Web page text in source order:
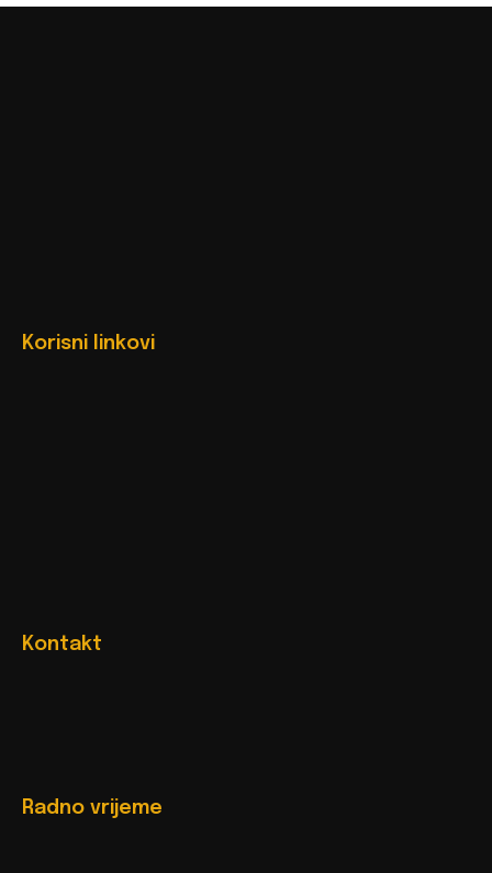
Korisni linkovi
Kontakt
Radno vrijeme